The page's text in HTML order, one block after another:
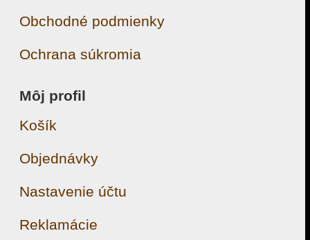
Obchodné podmienky
Ochrana súkromia
Môj profil
Košík
Objednávky
Nastavenie účtu
Reklamácie